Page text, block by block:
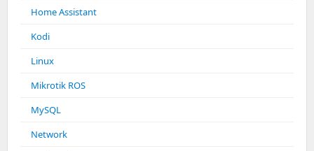
Home Assistant
Kodi
Linux
Mikrotik ROS
MySQL
Network